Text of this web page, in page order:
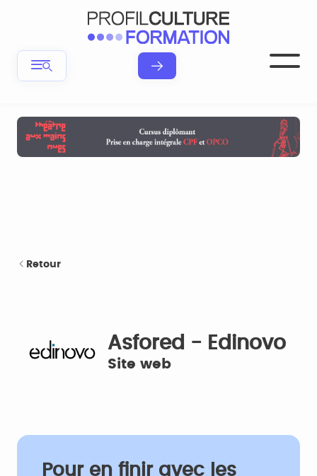
Retour
Asfored - Edinovo
Site web
Pour en finir avec les